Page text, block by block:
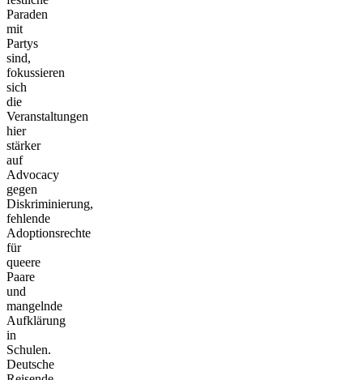
Paraden
mit
Partys
sind,
fokussieren
sich
die
Veranstaltungen
hier
stärker
auf
Advocacy
gegen
Diskriminierung,
fehlende
Adoptionsrechte
für
queere
Paare
und
mangelnde
Aufklärung
in
Schulen.
Deutsche